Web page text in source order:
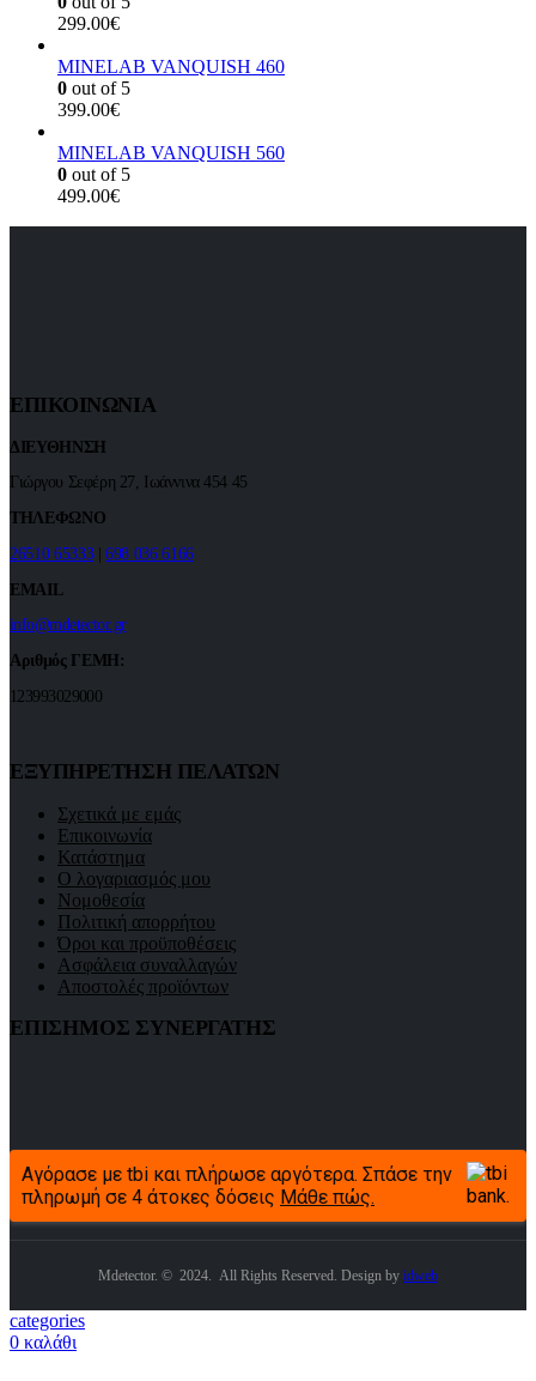
299.00€
MINELAB VANQUISH 460
0 out of 5
399.00€
MINELAB VANQUISH 560
0 out of 5
499.00€
ΕΠΙΚΟΙΝΩΝΙΑ
ΔΙΕΥΘΗΝΣΗ
Γιώργου Σεφέρη 27, Ιωάννινα 454 45
ΤΗΛΕΦΩΝΟ
26510 65333|698 036 6166
EMAIL
info@mdetector.gr
Αριθμός ΓΕΜΗ:
123993029000
ΕΞΥΠΗΡΕΤΗΣΗ ΠΕΛΑΤΩΝ
Σχετικά με εμάς
Επικοινωνία
Κατάστημα
Ο λογαριασμός μου
Νομοθεσία
Πολιτική απορρήτου
Όροι και προϋποθέσεις
Ασφάλεια συναλλαγών
Αποστολές προϊόντων
ΕΠΙΣΗΜΟΣ ΣΥΝΕΡΓΑΤΗΣ
Αγόρασε με tbi και πλήρωσε αργότερα. Σπάσε την
πληρωμή σε 4 άτοκες δόσεις Μάθε πώς.
Mdetector. © 2024. All Rights Reserved. Design by idweb
categories
0 καλάθι